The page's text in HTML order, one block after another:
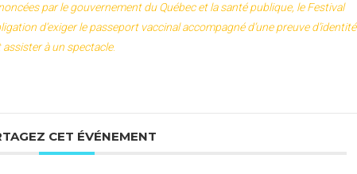
par le gouvernement du Québec et la santé publique, le Festival
d’exiger le passeport vaccinal accompagné d’une preuve d’identité
à un spectacle.
CET ÉVÉNEMENT